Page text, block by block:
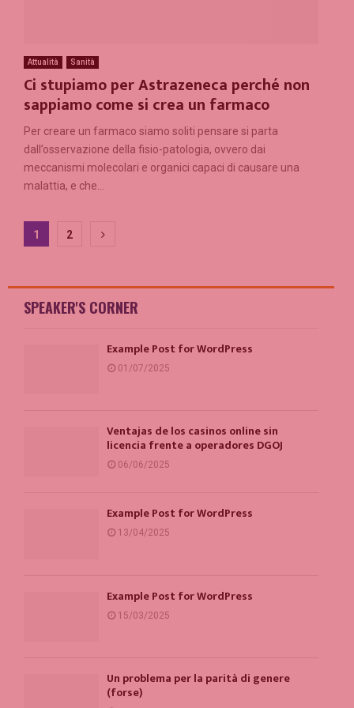
Attualità Sanità
Ci stupiamo per Astrazeneca perché non
sappiamo come si crea un farmaco
Per creare un farmaco siamo soliti pensare si parta
dall’osservazione della fisio-patologia, ovvero dai
meccanismi molecolari e organici capaci di causare una
malattia, e che...
Paginazione
articoli
1 2
SPEAKER'S CORNER
Example Post for WordPress
01/07/2025
Ventajas de los casinos online sin
licencia frente a operadores DGOJ
06/06/2025
Example Post for WordPress
13/04/2025
Example Post for WordPress
15/03/2025
Un problema per la parità di genere
(forse)